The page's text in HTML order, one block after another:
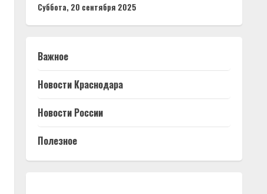
Суббота, 20 сентября 2025
Важное
Новости Краснодара
Новости России
Полезное